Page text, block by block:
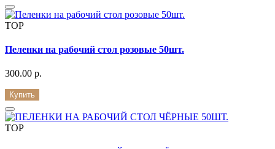
TOP
Пеленки на рабочий стол розовые 50шт.
300.00 р.
Купить
TOP